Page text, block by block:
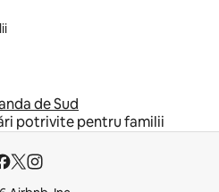
de Sud
potrivite pentru familii